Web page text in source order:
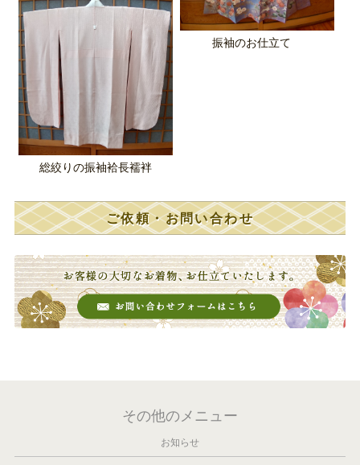
振袖のお仕立て
総絞りの振袖袷長襦袢
ご依頼・お問い合わせ
その他のメニュー
お知らせ